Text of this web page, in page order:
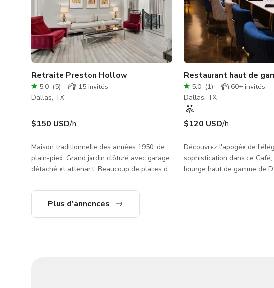
ÉCLAIRAGE** L'espace bénéficie d'une belle
lumière du jour, de plafonds de 12 pieds et
de grandes fenêtr
transformez-le facilement
danse vibrant en retirant
tapis. Immergez-vous
Retraite Preston Hollow
5.0 (5) 15 invités
Dallas, TX
$150 USD/h
Maison traditionnelle des années 1950, de
plain-pied. Grand jardin clôturé avec garage
détaché et attenant. Beaucoup de places de
Emplacement idéal près de l'aéroport et de
nombreuses autoroutes.
Restaurant haut de
5.0 (1) 60+ invités
Dallas, TX
$120 USD/h
Découvrez l'apogée de
sophistication dans ce
lounge haut de gamme de
Plus d'annonces